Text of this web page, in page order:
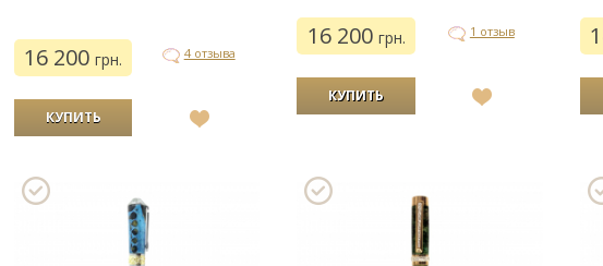
16 200грн. 4 отзыва
16 200 грн. 1 отзыв